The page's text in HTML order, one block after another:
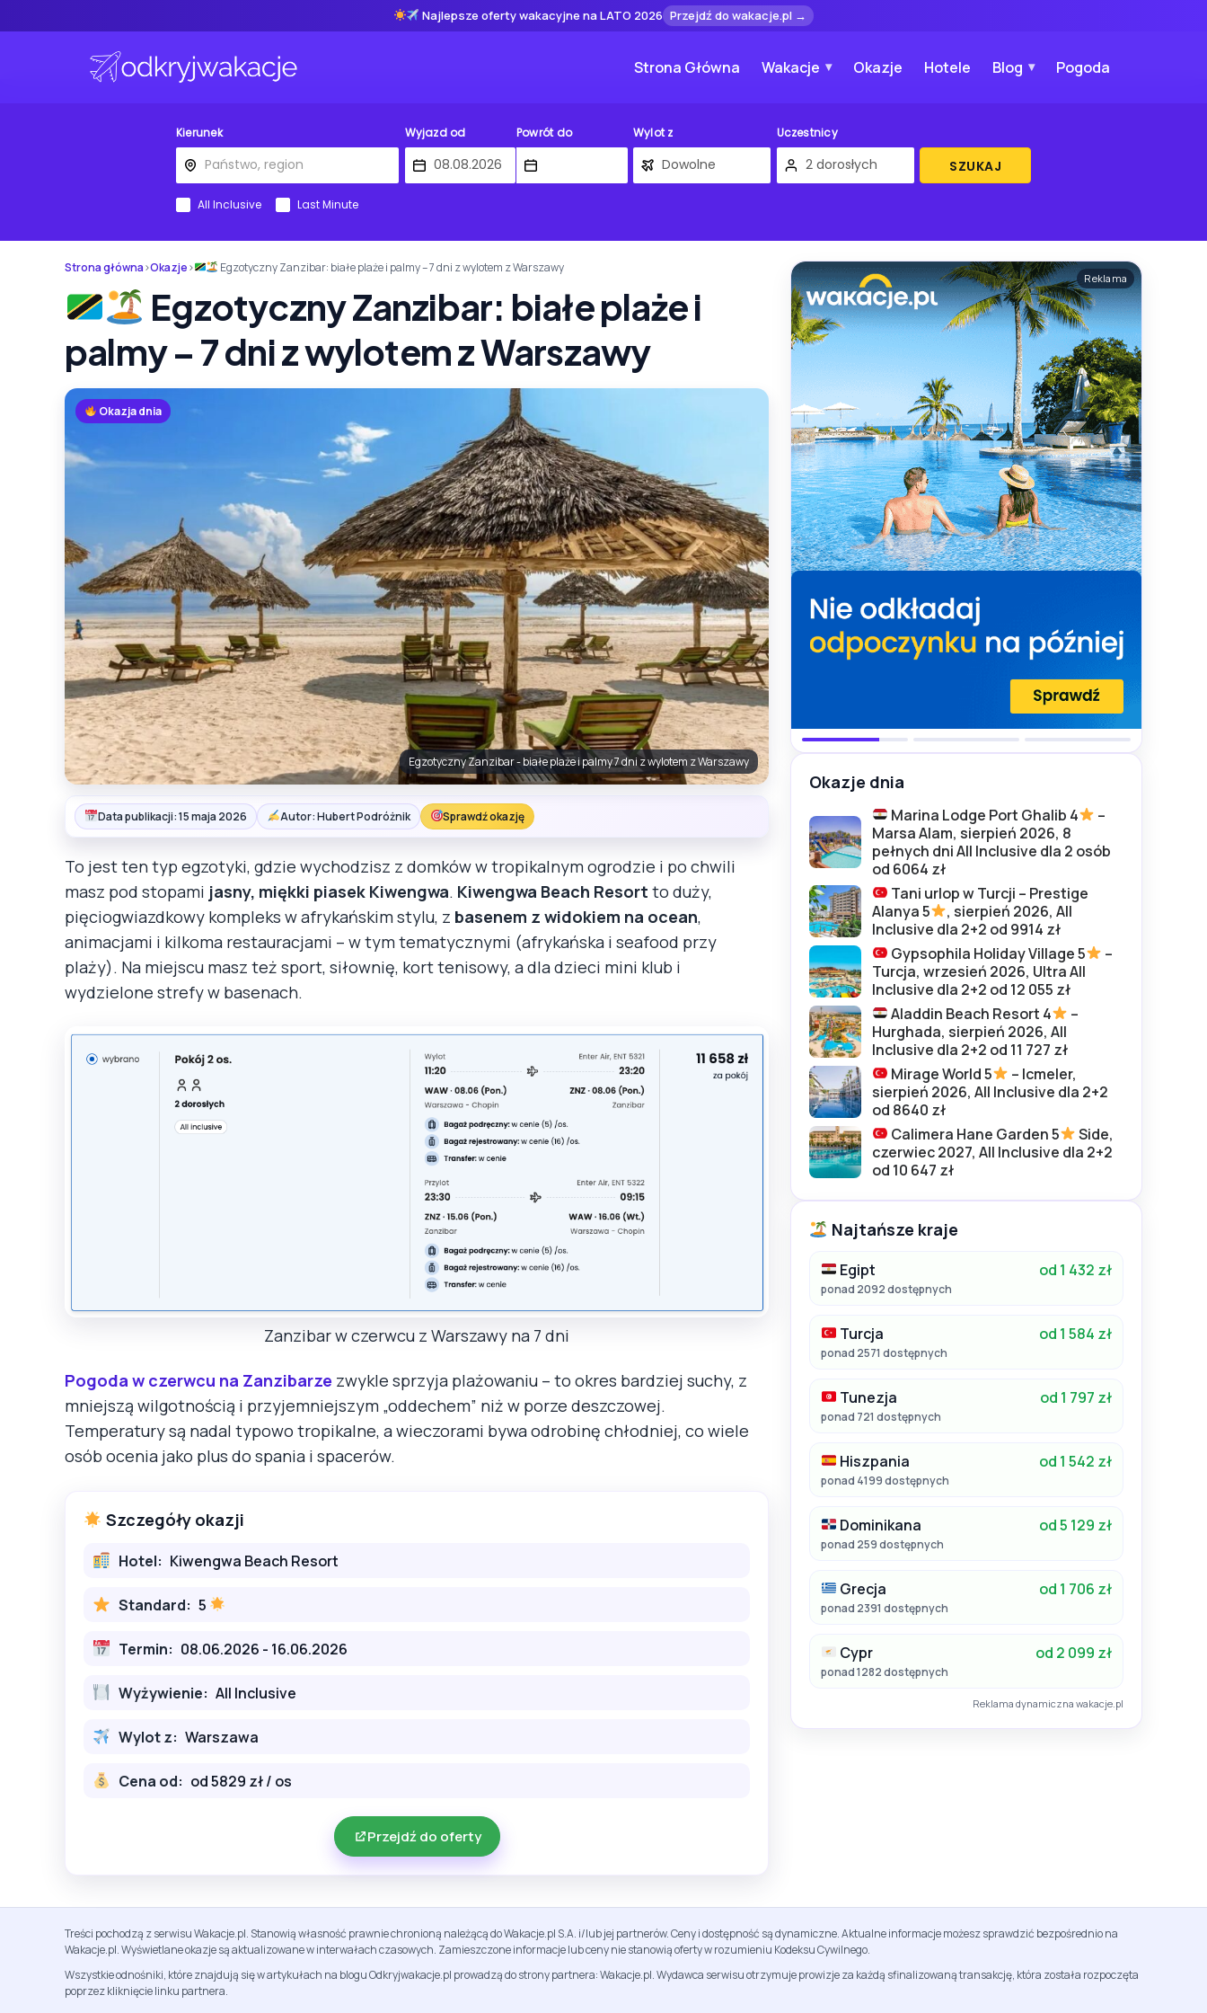
Najlepsze oferty wakacyjne na LATO 2026 Przejdź do wakacje.pl →
Strona Główna Wakacje Okazje Hotele Blog Pogoda
Kierunek Wyjazd od Powrót do Wylot z Uczestnicy
SZUKAJ
All Inclusive Last Minute
Strona główna›Okazje› Egzotyczny Zanzibar: białe plaże i palmy – 7 dni z wylotem z Warszawy
Egzotyczny Zanzibar: białe plaże i
palmy – 7 dni z wylotem z Warszawy
Okazja dnia
Egzotyczny Zanzibar - białe plaże i palmy 7 dni z wylotem z Warszawy
Data publikacji: 15 maja 2026 Autor: Hubert Podróżnik Sprawdź okazję
To jest ten typ egzotyki, gdzie wychodzisz z domków w tropikalnym ogrodzie i po chwili
masz pod stopami jasny, miękki piasek Kiwengwa. Kiwengwa Beach Resort to duży,
pięciogwiazdkowy kompleks w afrykańskim stylu, z basenem z widokiem na ocean,
animacjami i kilkoma restauracjami – w tym tematycznymi (afrykańska i seafood przy
plaży). Na miejscu masz też sport, siłownię, kort tenisowy, a dla dzieci mini klub i
wydzielone strefy w basenach.
Zanzibar w czerwcu z Warszawy na 7 dni
Pogoda w czerwcu na Zanzibarze zwykle sprzyja plażowaniu – to okres bardziej suchy, z
mniejszą wilgotnością i przyjemniejszym „oddechem” niż w porze deszczowej.
Temperatury są nadal typowo tropikalne, a wieczorami bywa odrobinę chłodniej, co wiele
osób ocenia jako plus do spania i spacerów.
Szczegóły okazji
Hotel: Kiwengwa Beach Resort
Standard: 5
Termin: 08.06.2026 - 16.06.2026
Wyżywienie: All Inclusive
Wylot z: Warszawa
Cena od: od 5829 zł / os
Przejdź do oferty
Reklama
Okazje dnia
Marina Lodge Port Ghalib 4
–
Marsa Alam, sierpień 2026, 8
pełnych dni All Inclusive dla 2 osób
od 6064 zł
Tani urlop w Turcji – Prestige
Alanya 5
, sierpień 2026, All
Inclusive dla 2+2 od 9914 zł
Gypsophila Holiday Village 5
–
Turcja, wrzesień 2026, Ultra All
Inclusive dla 2+2 od 12 055 zł
Aladdin Beach Resort 4
–
Hurghada, sierpień 2026, All
Inclusive dla 2+2 od 11 727 zł
Mirage World 5
– Icmeler,
sierpień 2026, All Inclusive dla 2+2
od 8640 zł
Calimera Hane Garden 5
Side,
czerwiec 2027, All Inclusive dla 2+2
od 10 647 zł
Najtańsze kraje
Egipt od 1 432 zł
ponad 2092 dostępnych
Turcja od 1 584 zł
ponad 2571 dostępnych
Tunezja od 1 797 zł
ponad 721 dostępnych
Hiszpania od 1 542 zł
ponad 4199 dostępnych
Dominikana od 5 129 zł
ponad 259 dostępnych
Grecja od 1 706 zł
ponad 2391 dostępnych
Cypr od 2 099 zł
ponad 1282 dostępnych
Reklama dynamiczna wakacje.pl
Treści pochodzą z serwisu Wakacje.pl. Stanowią własność prawnie chronioną należącą do Wakacje.pl S.A. i/lub jej partnerów. Ceny i dostępność są dynamiczne. Aktualne informacje możesz sprawdzić bezpośrednio na
Wakacje.pl. Wyświetlane okazje są aktualizowane w interwałach czasowych. Zamieszczone informacje lub ceny nie stanowią oferty w rozumieniu Kodeksu Cywilnego.
Wszystkie odnośniki, które znajdują się w artykułach na blogu Odkryjwakacje.pl prowadzą do strony partnera: Wakacje.pl. Wydawca serwisu otrzymuje prowizje za każdą sfinalizowaną transakcję, która została rozpoczęta
poprzez kliknięcie linku partnera.